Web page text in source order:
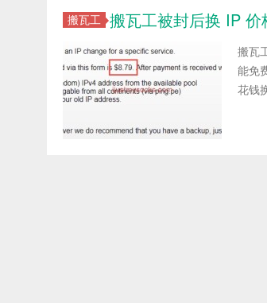
搬瓦工 搬瓦工被封后换 IP
搬瓦
能免
花钱